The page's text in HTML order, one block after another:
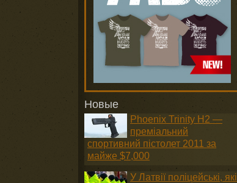
Новые
Phoenix Trinity H2 —
преміальний
спортивний пістолет 2011 за
майже $7,000
У Латвії поліцейські, які